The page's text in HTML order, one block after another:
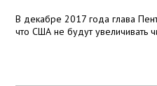
В декабре 2017 года глава
что США не будут увеличивать